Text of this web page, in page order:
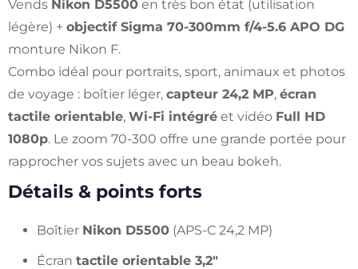
Vends Nikon D5500 en très bon état (utilisation
légère) + objectif Sigma 70-300mm f/4-5.6 APO DG
monture Nikon F.
Combo idéal pour portraits, sport, animaux et photos
de voyage : boîtier léger, capteur 24,2 MP, écran
tactile orientable, Wi-Fi intégré et vidéo Full HD
1080p. Le zoom 70-300 offre une grande portée pour
rapprocher vos sujets avec un beau bokeh.
Détails & points forts
Boîtier Nikon D5500 (APS-C 24,2 MP)
Écran tactile orientable 3,2″